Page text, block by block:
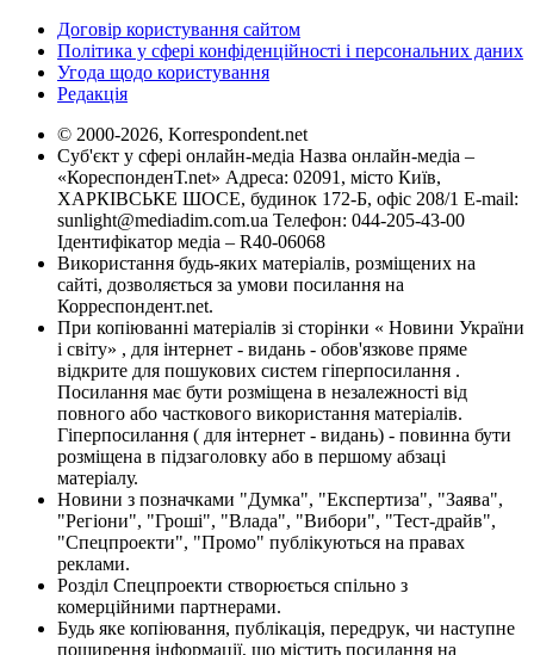
Договір користування сайтом
Політика у сфері конфіденційності і персональних даних
Угода щодо користування
Редакція
© 2000-2026, Korrespondent.net
Суб'єкт у сфері онлайн-медіа Назва онлайн-медіа –
«КореспонденТ.net» Адреса: 02091, місто Київ,
ХАРКІВСЬКЕ ШОСЕ, будинок 172-Б, офіс 208/1 E-mail:
sunlight@mediadim.com.ua Телефон: 044-205-43-00
Ідентифікатор медіа – R40-06068
Використання будь-яких матеріалів, розміщених на
сайті, дозволяється за умови посилання на
Корреспондент.net.
При копіюванні матеріалів зі сторінки « Новини України
і світу» , для інтернет - видань - обов'язкове пряме
відкрите для пошукових систем гіперпосилання .
Посилання має бути розміщена в незалежності від
повного або часткового використання матеріалів.
Гіперпосилання ( для інтернет - видань) - повинна бути
розміщена в підзаголовку або в першому абзаці
матеріалу.
Новини з позначками "Думка", "Експертиза", "Заява",
"Регіони", "Гроші", "Влада", "Вибори", "Тест-драйв",
"Спецпроекти", "Промо" публікуються на правах
реклами.
Розділ Спецпроекти створюється спільно з
комерційними партнерами.
Будь яке копіювання, публікація, передрук, чи наступне
поширення інформації, що містить посилання на